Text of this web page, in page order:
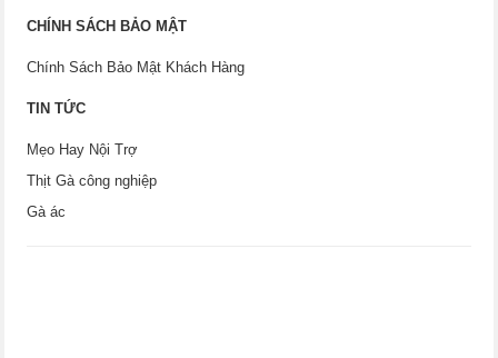
CHÍNH SÁCH BẢO MẬT
Chính Sách Bảo Mật Khách Hàng
TIN TỨC
Mẹo Hay Nội Trợ
Thịt Gà công nghiệp
Gà ác